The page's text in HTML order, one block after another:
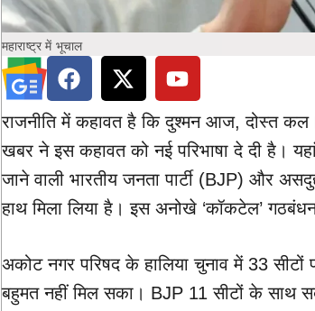
महाराष्ट्र में भूचाल
राजनीति में कहावत है कि दुश्मन आज, दोस्त
खबर ने इस कहावत को नई परिभाषा दे दी है।
जाने वाली भारतीय जनता पार्टी (BJP) और
हाथ मिला लिया है। इस अनोखे ‘कॉकटेल’
अकोट नगर परिषद के हालिया चुनाव में 33
बहुमत नहीं मिल सका। BJP 11 सीटों के साथ